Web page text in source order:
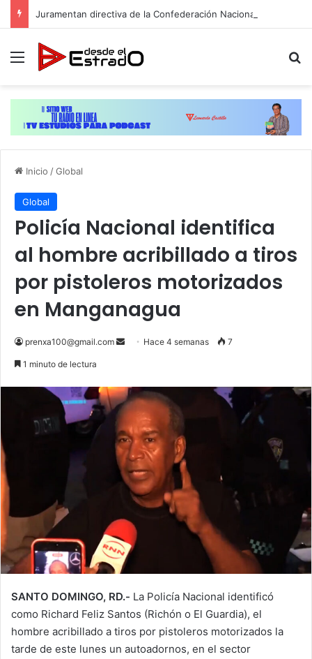
Menú
Inicio /Global
Global
Policía Nacional identifica
al hombre acribillado a tiros
por pistoleros motorizados
en Manganagua
prenxa100@gmail.com
Send Hace 4 semanas 7
1 minuto de lectura
SANTO DOMINGO, RD.- La Policía Nacional identificó
como Richard Feliz Santos (Richón o El Guardia), el
hombre acribillado a tiros por pistoleros motorizados la
tarde de este lunes un autoadornos, en el sector